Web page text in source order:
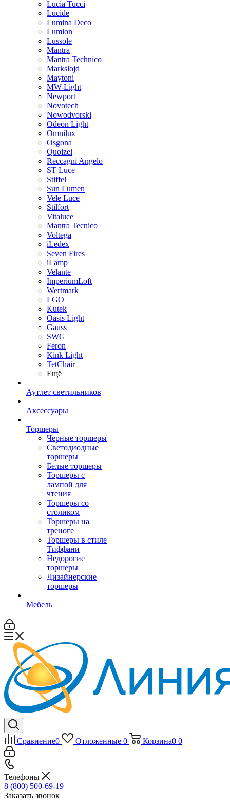
Lucia Tucci
Lucide
Lumina Deco
Lumion
Lussole
Mantra
Mantra Technico
Markslojd
Maytoni
MW-Light
Newport
Novotech
Nowodvorski
Odeon Light
Omnilux
Osgona
Quoizel
Reccagni Angelo
ST Luce
Stiffel
Sun Lumen
Vele Luce
Stilfort
Vitaluce
Mantra Tecnico
Voltega
iLedex
Seven Fires
iLamp
Velante
ImperiumLoft
Wertmark
LGO
Kutek
Oasis Light
Gauss
SWG
Feron
Kink Light
TetСhair
Ещё
Аутлет светильников
Аксессуары
Торшеры
Черные торшеры
Светодиодные
торшеры
Белые торшеры
Торшеры с
лампой для
чтения
Торшеры со
столиком
Торшеры на
треноге
Торшеры в стиле
Тиффани
Недорогие
торшеры
Дизайнерские
торшеры
Мебель
Сравнение0 Отложенные 0 Корзина0 0
Телефоны
8 (800) 500-69-19
Заказать звонок